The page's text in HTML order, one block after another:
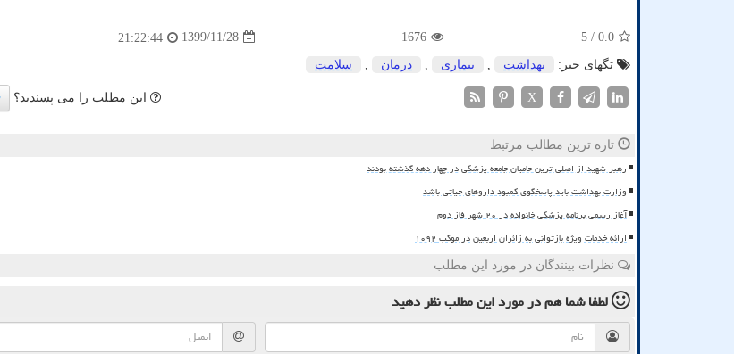
0.0
/ 5
1676
1399/11/28
21:22:44
تگهای خبر:
بهداشت بیماری درمان سلامت
X این مطلب را می پسندید؟
تازه ترین مطالب مرتبط
رهبر شهید از اصلی ترین حامیان جامعه پزشکی در چهار دهه گذشته بودند
وزارت بهداشت باید پاسخگوی کمبود داروهای حیاتی باشد
آغاز رسمی برنامه پزشکی خانواده در ۲۰ شهر فاز دوم
ارائه خدمات ویژه بازتوانی به زائران اربعین در موکب ۱۰۹۲
نظرات بینندگان در مورد این مطلب
لطفا شما همدر مورد این مطلبنظر دهید